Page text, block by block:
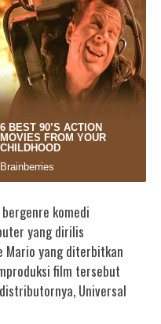
komedi
yang dirilis
Mario yang diterbitkan
film tersebut
Universal